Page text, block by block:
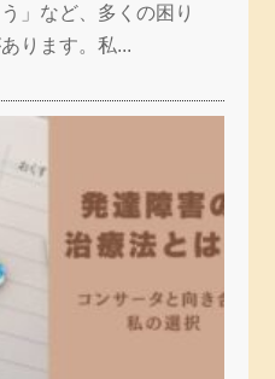
」など、多くの困り
ります。私...